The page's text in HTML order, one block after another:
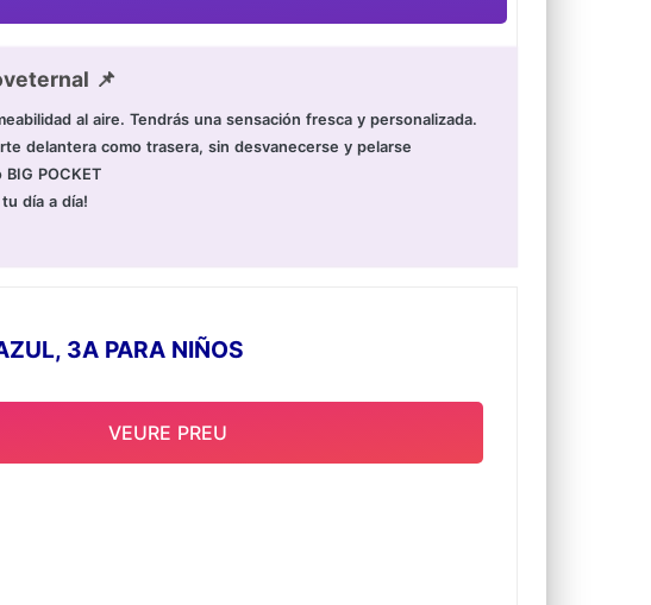
📌
al aire. Tendrás una sensación fresca y personalizada.
delantera como trasera, sin desvanecerse y pelarse
POCKET
día a día!
3A PARA NIÑOS
VEURE PREU